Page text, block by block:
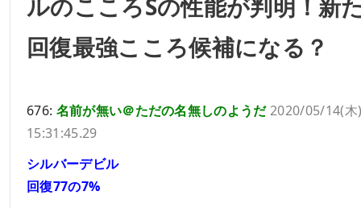
ルのこころSの性能が判明！新
回復最強こころ候補になる？
676: 名前が無い＠ただの名無しのようだ2020/05/14(木
15:31:45.29
シルバーデビル
回復77の7%